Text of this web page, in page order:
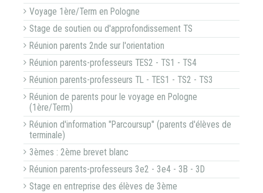
Voyage 1ère/Term en Pologne
Stage de soutien ou d'approfondissement TS
Réunion parents 2nde sur l'orientation
Réunion parents-professeurs TES2 - TS1 - TS4
Réunion parents-professeurs TL - TES1 - TS2 - TS3
Réunion de parents pour le voyage en Pologne
(1ère/Term)
Réunion d'information "Parcoursup" (parents d'élèves de
terminale)
3èmes : 2ème brevet blanc
Réunion parents-professeurs 3e2 - 3e4 - 3B - 3D
Stage en entreprise des élèves de 3ème